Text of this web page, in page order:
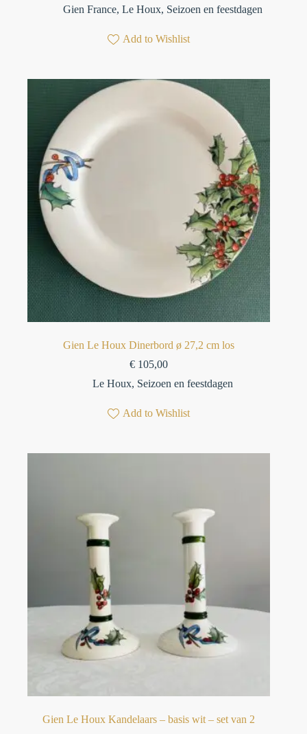
Gien France, Le Houx, Seizoen en feestdagen
Add to Wishlist
Gien Le Houx Dinerbord ø 27,2 cm los
€ 105,00
Le Houx, Seizoen en feestdagen
Add to Wishlist
Gien Le Houx Kandelaars – basis wit – set van 2